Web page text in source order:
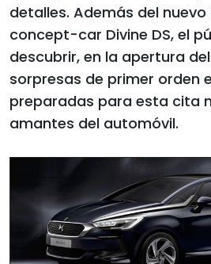
detalles. Además del nuevo
concept-car Divine DS, el
descubrir, en la apertura
sorpresas de primer orden
preparadas para esta cita
amantes del automóvil.